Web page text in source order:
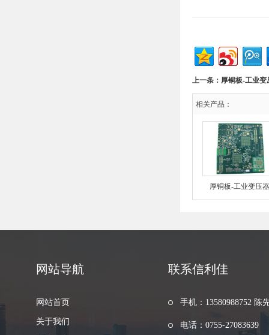
上一条： 厚铜板-工业变
相关产品：
厚铜板-工业变压器
网站导航
网站首页
关于我们
联系信利佳
手机：13580988752 陈
电话：0755-27083639